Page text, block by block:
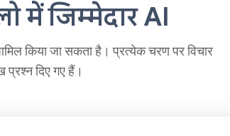
जिम्मेदार AI
किया जा सकता है। प्रत्येक चरण पर विचार
दिए गए हैं।